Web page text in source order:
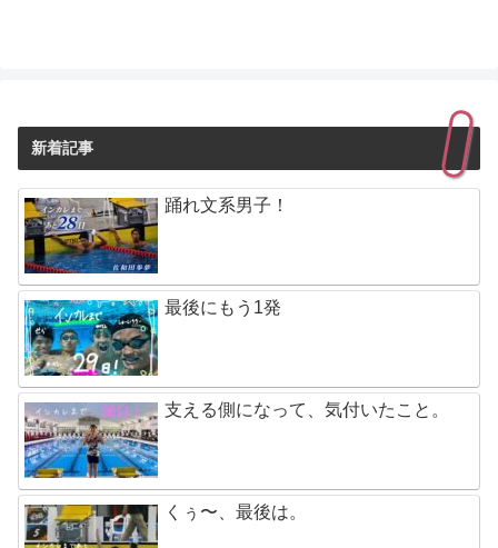
新着記事
踊れ文系男子！
最後にもう1発
支える側になって、気付いたこと。
くぅ〜、最後は。